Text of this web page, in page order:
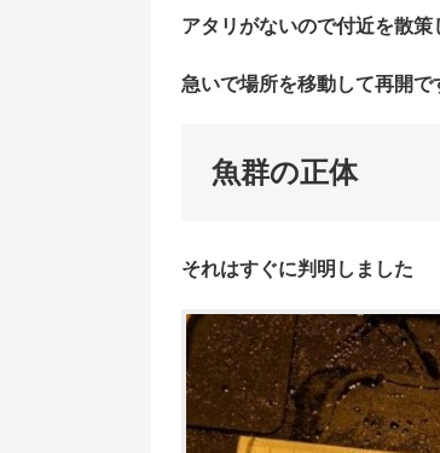
アタリがないので付近を散
急いで場所を移動して再開で
魚群の正体
それはすぐに判明しました